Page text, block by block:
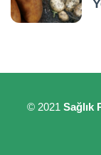
© 2021 Sağlık